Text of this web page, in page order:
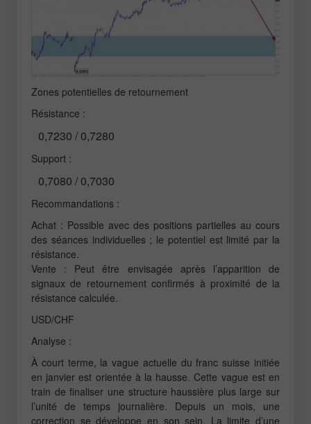
Zones potentielles de retournement
Résistance :
0,7230 / 0,7280
Support :
0,7080 / 0,7030
Recommandations :
Achat : Possible avec des positions partielles au cours
des séances individuelles ; le potentiel est limité par la
résistance.
Vente : Peut être envisagée après l’apparition de
signaux de retournement confirmés à proximité de la
résistance calculée.
USD/CHF
Analyse :
À court terme, la vague actuelle du franc suisse initiée
en janvier est orientée à la hausse. Cette vague est en
train de finaliser une structure haussière plus large sur
l’unité de temps journalière. Depuis un mois, une
correction se développe en son sein. La limite d’une